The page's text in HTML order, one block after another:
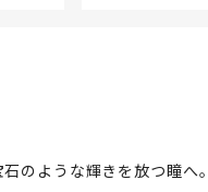
のような輝きを放つ瞳へ。